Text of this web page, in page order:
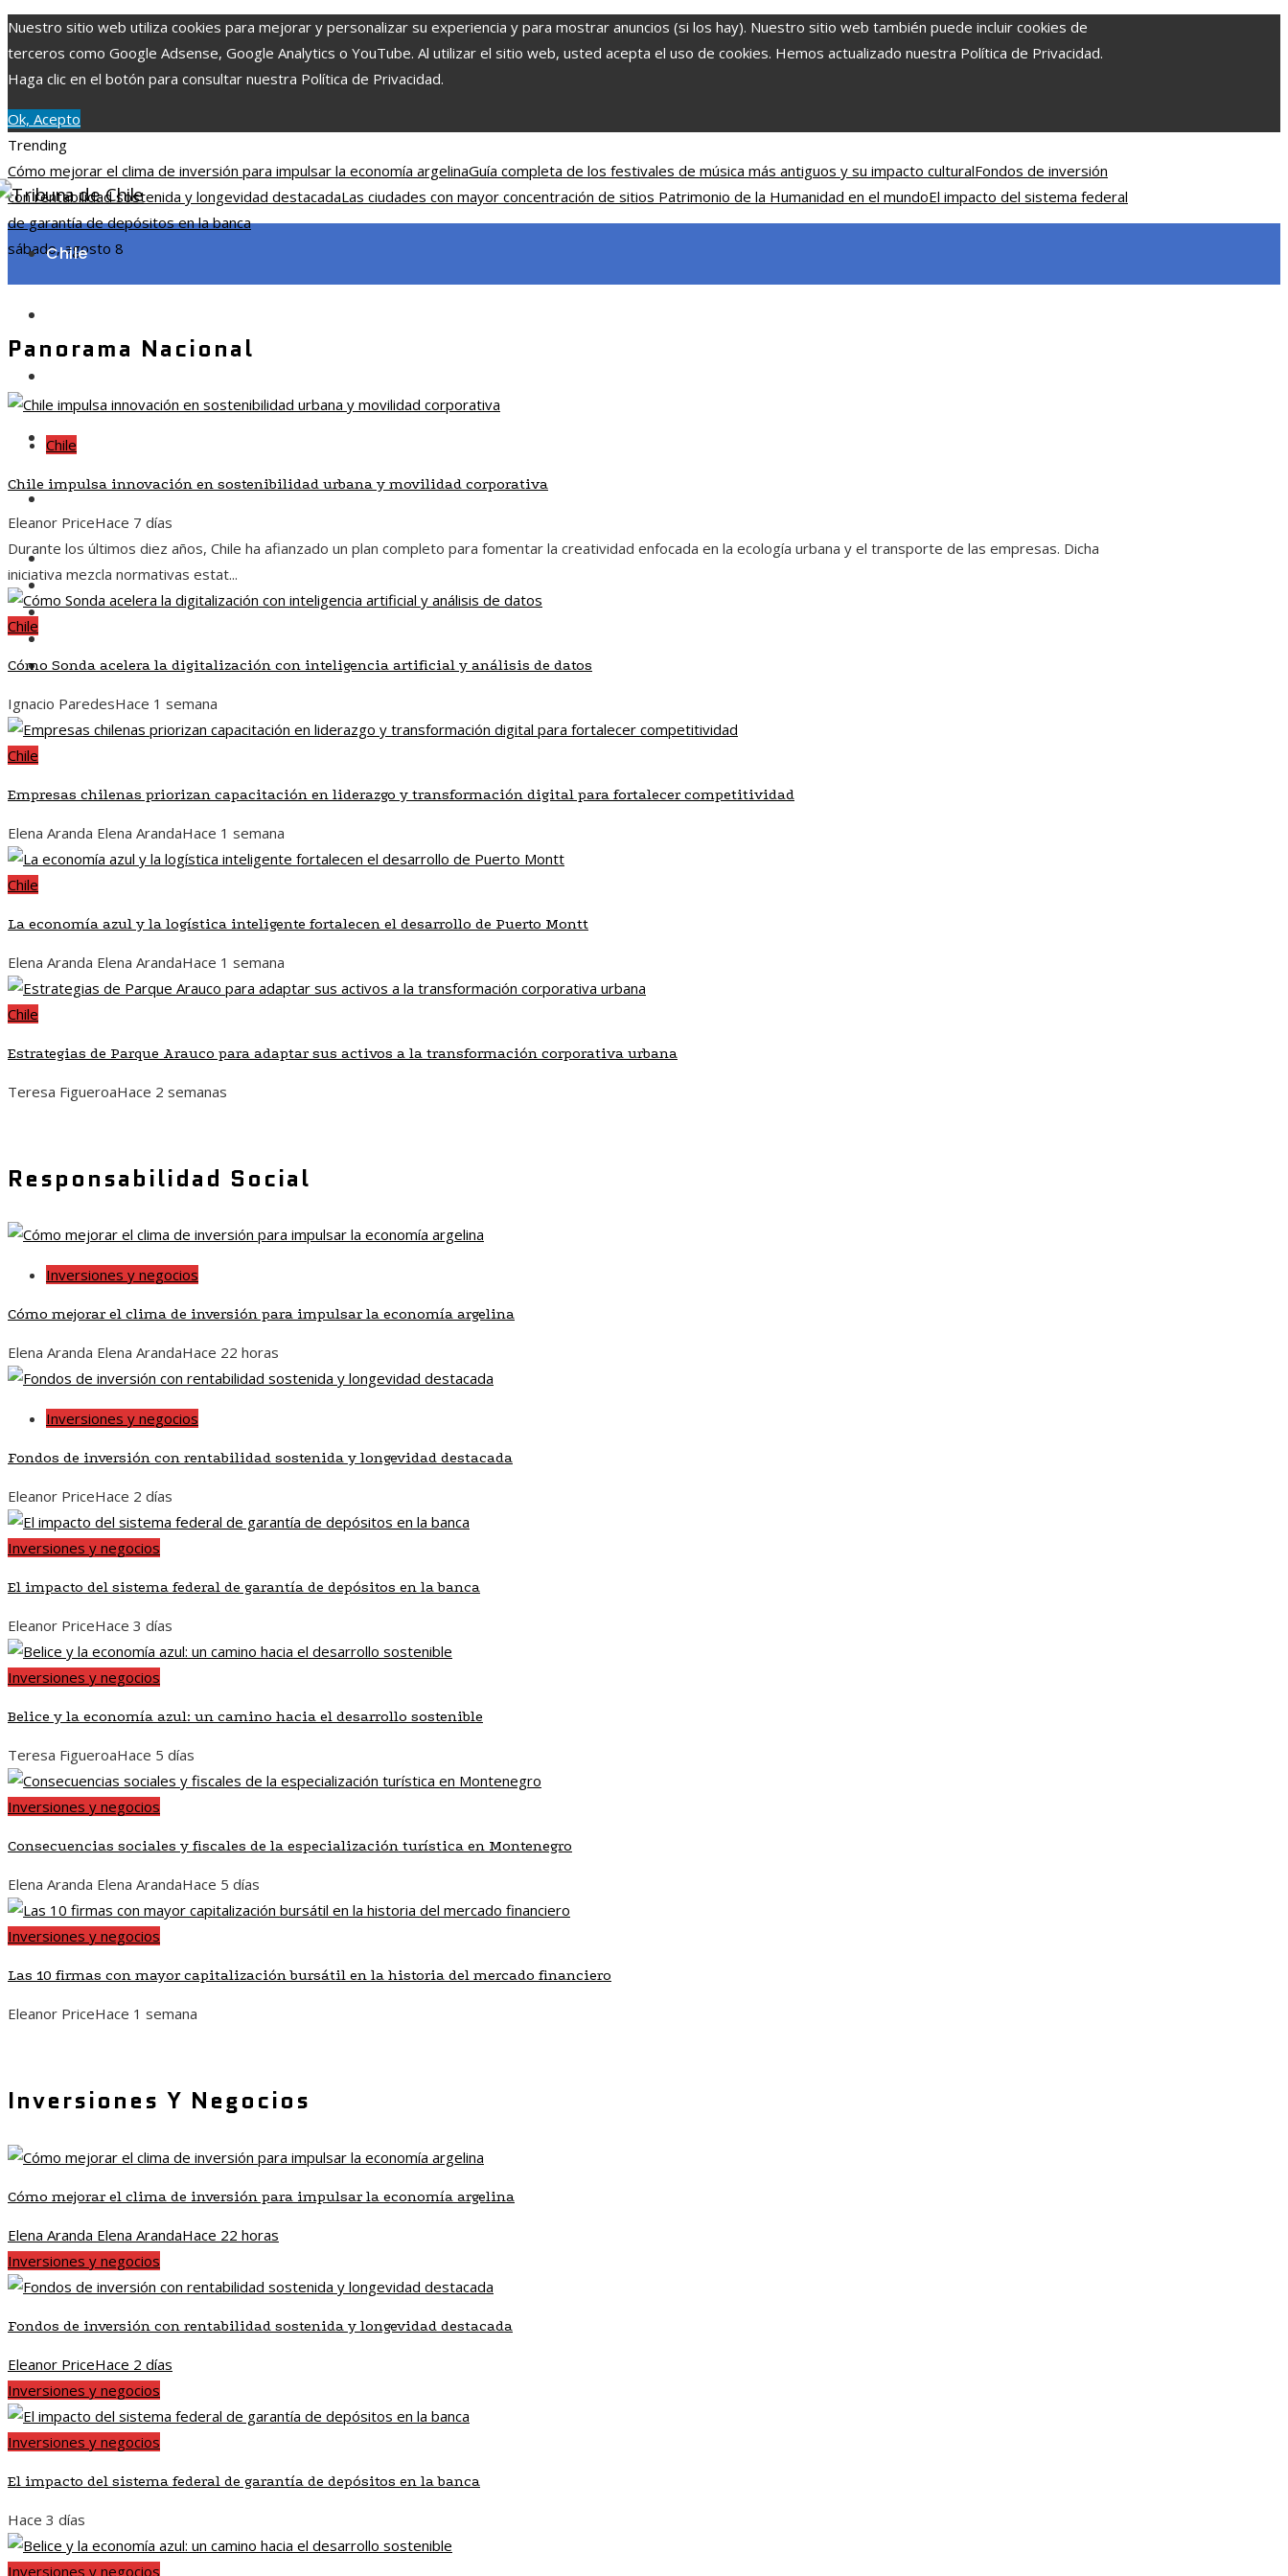
Nuestro sitio web utiliza cookies para mejorar y personalizar su experiencia y para mostrar anuncios (si los hay). Nuestro sitio web también puede incluir cookies de
terceros como Google Adsense, Google Analytics o YouTube. Al utilizar el sitio web, usted acepta el uso de cookies. Hemos actualizado nuestra Política de Privacidad.
Haga clic en el botón para consultar nuestra Política de Privacidad.
Ok, Acepto
Trending
Cómo mejorar el clima de inversión para impulsar la economía argelinaGuía completa de los festivales de música más antiguos y su impacto culturalFondos de inversión
con rentabilidad sostenida y longevidad destacadaLas ciudades con mayor concentración de sitios Patrimonio de la Humanidad en el mundoEl impacto del sistema federal
de garantía de depósitos en la banca
sábado, agosto 8
Chile
Responsabilidad social
Inversiones y negocios
Chile
Ciencia y tecnología
Cultura y ocio
Inversiones y negocios
Panorama Nacional
Chile
Chile impulsa innovación en sostenibilidad urbana y movilidad corporativa
Eleanor PriceHace 7 días
Durante los últimos diez años, Chile ha afianzado un plan completo para fomentar la creatividad enfocada en la ecología urbana y el transporte de las empresas. Dicha
iniciativa mezcla normativas estat...
Chile
Cómo Sonda acelera la digitalización con inteligencia artificial y análisis de datos
Ignacio ParedesHace 1 semana
Chile
Empresas chilenas priorizan capacitación en liderazgo y transformación digital para fortalecer competitividad
Elena Aranda Elena ArandaHace 1 semana
Chile
La economía azul y la logística inteligente fortalecen el desarrollo de Puerto Montt
Elena Aranda Elena ArandaHace 1 semana
Chile
Estrategias de Parque Arauco para adaptar sus activos a la transformación corporativa urbana
Teresa FigueroaHace 2 semanas
Responsabilidad Social
Inversiones y negocios
Cómo mejorar el clima de inversión para impulsar la economía argelina
Elena Aranda Elena ArandaHace 22 horas
Inversiones y negocios
Fondos de inversión con rentabilidad sostenida y longevidad destacada
Eleanor PriceHace 2 días
Inversiones y negocios
El impacto del sistema federal de garantía de depósitos en la banca
Eleanor PriceHace 3 días
Inversiones y negocios
Belice y la economía azul: un camino hacia el desarrollo sostenible
Teresa FigueroaHace 5 días
Inversiones y negocios
Consecuencias sociales y fiscales de la especialización turística en Montenegro
Elena Aranda Elena ArandaHace 5 días
Inversiones y negocios
Las 10 firmas con mayor capitalización bursátil en la historia del mercado financiero
Eleanor PriceHace 1 semana
Inversiones Y Negocios
Cómo mejorar el clima de inversión para impulsar la economía argelina
Elena Aranda Elena ArandaHace 22 horas
Inversiones y negocios
Fondos de inversión con rentabilidad sostenida y longevidad destacada
Eleanor PriceHace 2 días
Inversiones y negocios
Inversiones y negocios
El impacto del sistema federal de garantía de depósitos en la banca
Hace 3 días
Inversiones y negocios